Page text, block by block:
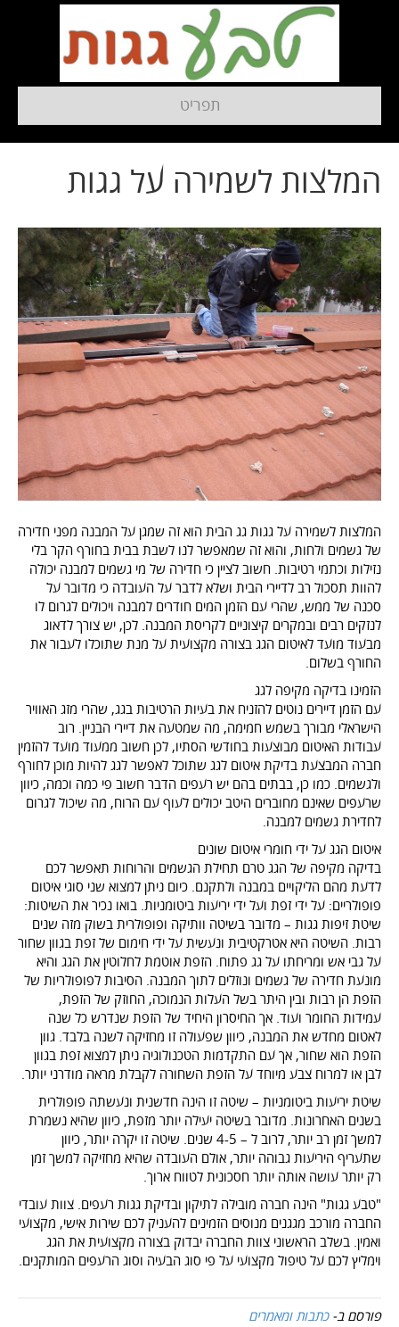
תפריט
המלצות לשמירה על גגות
המלצות לשמירה על גגות גג הבית הוא זה שמגן על המבנה מפני חדירה
של גשמים ולחות, והוא זה שמאפשר לנו לשבת בבית בחורף הקר בלי
נזילות וכתמי רטיבות. חשוב לציין כי חדירה של מי גשמים למבנה יכולה
להוות תסכול רב לדיירי הבית ושלא לדבר על העובדה כי מדובר על
סכנה של ממש, שהרי עם הזמן המים חודרים למבנה ויכולים לגרום לו
לנזקים רבים ובמקרים קיצוניים לקריסת המבנה. לכן, יש צורך לדאוג
מבעוד מועד לאיטום הגג בצורה מקצועית על מנת שתוכלו לעבור את
החורף בשלום.
הזמינו בדיקה מקיפה לגג
עם הזמן דיירים נוטים להזניח את בעיות הרטיבות בגג, שהרי מזג האוויר
הישראלי מבורך בשמש חמימה, מה שמטעה את דיירי הבניין. רוב
עבודות האיטום מבוצעות בחודשי הסתיו, לכן חשוב ממעוד מועד להזמין
חברה המבצעת בדיקת איטום לגג שתוכל לאפשר לגג להיות מוכן לחורף
ולגשמים. כמו כן, בבתים בהם יש רעפים הדבר חשוב פי כמה וכמה, כיוון
שרעפים שאינם מחוברים היטב יכולים לעוף עם הרוח, מה שיכול לגרום
לחדירת גשמים למבנה.
איטום הגג על ידי חומרי איטום שונים
בדיקה מקיפה של הגג טרם תחילת הגשמים והרוחות תאפשר לכם
לדעת מהם הליקויים במבנה ולתקנם. כיום ניתן למצוא שני סוגי איטום
פופולריים: על ידי זפת ועל ידי יריעות ביטומניות. בואו נכיר את השיטות:
שיטת זיפות גגות – מדובר בשיטה וותיקה ופופולרית בשוק מזה שנים
רבות. השיטה היא אטרקטיבית ונעשית על ידי חימום של זפת בגוון שחור
על גבי אש ומריחתו על גג פתוח. הזפת אוטמת לחלוטין את הגג והיא
מונעת חדירה של גשמים ונוזלים לתוך המבנה. הסיבות לפופולריות של
הזפת הן רבות ובין היתר בשל העלות הנמוכה, החוזק של הזפת,
עמידות החומר ועוד. אך החיסרון היחיד של הזפת שנדרש כל שנה
לאטום מחדש את המבנה, כיוון שפעולה זו מחזיקה לשנה בלבד. גוון
הזפת הוא שחור, אך עם התקדמות הטכנולוגיה ניתן למצוא זפת בגוון
לבן או למרוח צבע מיוחד על הזפת השחורה לקבלת מראה מודרני יותר.
שיטת יריעות ביטומניות – שיטה זו הינה חדשנית ונעשתה פופולרית
בשנים האחרונות. מדובר בשיטה יעילה יותר מזפת, כיוון שהיא נשמרת
למשך זמן רב יותר, לרוב ל – 4-5 שנים. שיטה זו יקרה יותר, כיוון
שתעריף היריעות גבוהה יותר, אולם העובדה שהיא מחזיקה למשך זמן
רק יותר עושה אותה יותר חסכונית לטווח ארוך.
"טבע גגות" הינה חברה מובילה לתיקון ובדיקת גגות רעפים. צוות עובדי
החברה מורכב מגגנים מנוסים הזמינים להעניק לכם שירות אישי, מקצועי
ואמין. בשלב הראשוני צוות החברה יבדוק בצורה מקצועית את הגג
וימליץ לכם על טיפול מקצועי על פי סוג הבעיה וסוג הרעפים המותקנים.
פורסם ב-כתבות ומאמרים